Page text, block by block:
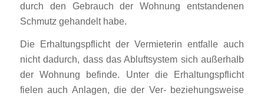
durch den Gebrauch der Wohnung entstandenen
Schmutz gehandelt habe.
Die Erhaltungspflicht der Vermieterin entfalle auch
nicht dadurch, dass das Abluftsystem sich außerhalb
der Wohnung befinde. Unter die Erhaltungspflicht
fielen auch Anlagen, die der Ver- beziehungsweise